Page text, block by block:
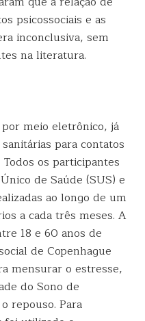
psicossociais e as
inconclusiva, sem
na literatura.
meio eletrônico, já
para contatos
os participantes
de Saúde (SUS) e
ao longo de um
a cada três meses. A
18 e 60 anos de
de Copenhague
mensurar o estresse,
do Sono de
repouso. Para